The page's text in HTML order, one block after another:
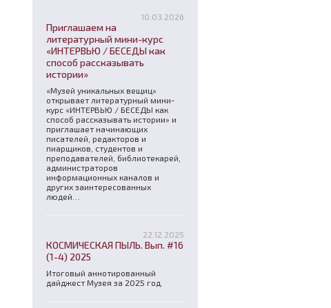
10.03.2026
Приглашаем на
литературный мини-курс
«ИНТЕРВЬЮ / БЕСЕДЫ как
способ рассказывать
истории»
«Музей уникальных вещиц»
открывает литературный мини-
курс «ИНТЕРВЬЮ / БЕСЕДЫ как
способ рассказывать истории» и
приглашает начинающих
писателей, редакторов и
пиарщиков, студентов и
преподавателей, библиотекарей,
администраторов
информационных каналов и
других заинтересованных
людей…
22.12.2025
КОСМИЧЕСКАЯ ПЫЛЬ. Вып. #16
(1-4) 2025
Итоговый аннотированный
дайджест Музея за 2025 год.